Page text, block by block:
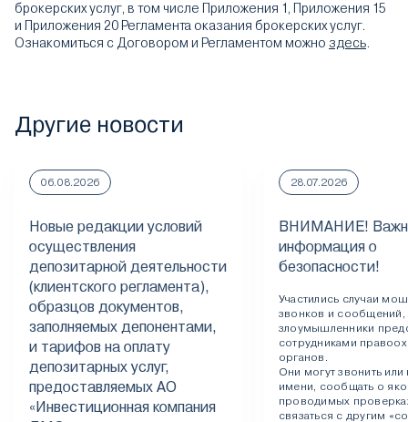
брокерских услуг, в том числе Приложения 1, Приложения 15
и Приложения 20 Регламента оказания брокерских услуг.
Ознакомиться с Договором и Регламентом можно здесь.
Другие новости
06.08.2026
Новые редакции условий
осуществления
депозитарной деятельности
(клиентского регламента),
образцов документов,
заполняемых депонентами,
и тарифов на оплату
депозитарных услуг,
предоставляемых АО
«Инвестиционная компания
28.07.2026
ВНИМАНИЕ!
информация о
безопасности!
Участились случаи
звонков и сообщений,
злоумышленники
сотрудниками
органов.
Они могут звонить или
имени, сообщать о
проводимых
связаться с другим